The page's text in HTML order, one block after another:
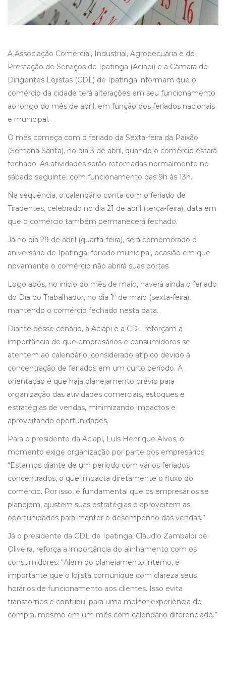
A Associação Comercial, Industrial, Agropecuária e de
Prestação de Serviços de Ipatinga (Aciapi) e a Câmara de
Dirigentes Lojistas (CDL) de Ipatinga informam que o
comércio da cidade terá alterações em seu funcionamento
ao longo do mês de abril, em função dos feriados nacionais
e municipal.
O mês começa com o feriado da Sexta-feira da Paixão
(Semana Santa), no dia 3 de abril, quando o comércio estará
fechado. As atividades serão retomadas normalmente no
sábado seguinte, com funcionamento das 9h às 13h.
Na sequência, o calendário conta com o feriado de
Tiradentes, celebrado no dia 21 de abril (terça-feira), data em
que o comércio também permanecerá fechado.
Já no dia 29 de abril (quarta-feira), será comemorado o
aniversário de Ipatinga, feriado municipal, ocasião em que
novamente o comércio não abrirá suas portas.
Logo após, no início do mês de maio, haverá ainda o feriado
do Dia do Trabalhador, no dia 1º de maio (sexta-feira),
mantendo o comércio fechado nesta data.
Diante desse cenário, a Aciapi e a CDL reforçam a
importância de que empresários e consumidores se
atentem ao calendário, considerado atípico devido à
concentração de feriados em um curto período. A
orientação é que haja planejamento prévio para
organização das atividades comerciais, estoques e
estratégias de vendas, minimizando impactos e
aproveitando oportunidades.
Para o presidente da Aciapi, Luís Henrique Alves, o
momento exige organização por parte dos empresários:
“Estamos diante de um período com vários feriados
concentrados, o que impacta diretamente o fluxo do
comércio. Por isso, é fundamental que os empresários se
planejem, ajustem suas estratégias e aproveitem as
oportunidades para manter o desempenho das vendas.”
Já o presidente da CDL de Ipatinga, Cláudio Zambaldi de
Oliveira, reforça a importância do alinhamento com os
consumidores: “Além do planejamento interno, é
importante que o lojista comunique com clareza seus
horários de funcionamento aos clientes. Isso evita
transtornos e contribui para uma melhor experiência de
compra, mesmo em um mês com calendário diferenciado.”